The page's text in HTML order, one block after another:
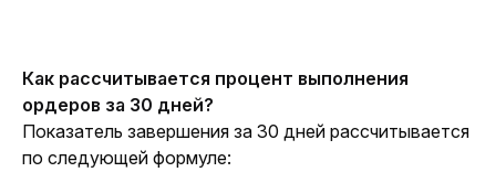
Как рассчитывается процент выполнения
ордеров за 30 дней?
Показатель завершения за 30 дней рассчитывается
по следующей формуле: